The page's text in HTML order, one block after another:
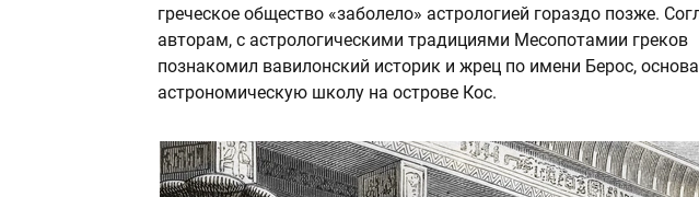
греческое общество «заболело» астрологией гораздо позже.
авторам, с астрологическими традициями Месопотамии греков
познакомил вавилонский историк и жрец по имени Берос,
астрономическую школу на острове Кос.